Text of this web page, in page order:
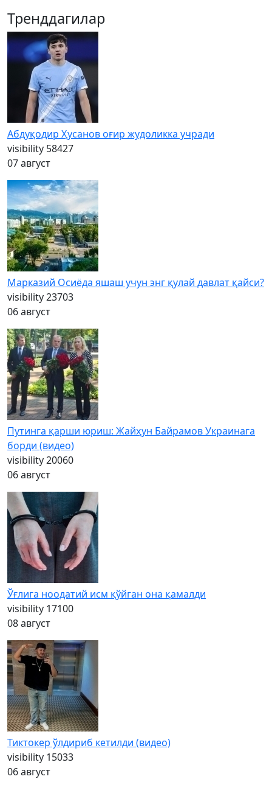
Тренддагилар
Абдуқодир Ҳусанов оғир жудоликка учради
visibility 58427
07 август
Марказий Осиёда яшаш учун энг қулай давлат қайси?
visibility23703
06 август
Путинга қарши юриш: Жайҳун Байрамов Украинага
борди (видео)
visibility20060
06 август
Ўғлига ноодатий исм қўйган она қамалди
visibility 17100
08 август
Тиктокер ўлдириб кетилди (видео)
visibility 15033
06 август